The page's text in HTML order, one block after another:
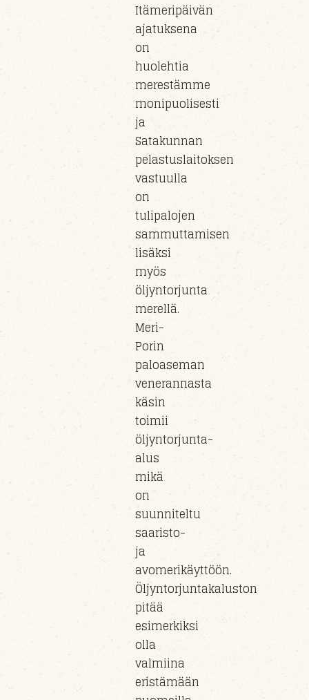
Itämeripäivän
ajatuksena
on
huolehtia
merestämme
monipuolisesti
ja
Satakunnan
pelastuslaitoksen
vastuulla
on
tulipalojen
sammuttamisen
lisäksi
myös
öljyntorjunta
merellä.
Meri-
Porin
paloaseman
venerannasta
käsin
toimii
öljyntorjunta-
alus
mikä
on
suunniteltu
saaristo-
ja
avomerikäyttöön.
Öljyntorjuntakaluston
pitää
esimerkiksi
olla
valmiina
eristämään